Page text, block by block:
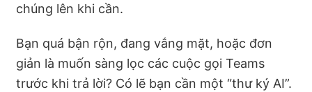
chúng lên khi cần.
Bạn quá bận rộn, đang vắng mặt, hoặc đơn
giản là muốn sàng lọc các cuộc gọi Teams
trước khi trả lời? Có lẽ bạn cần một “thư ký AI”.